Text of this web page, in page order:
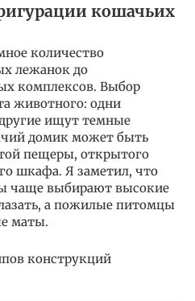
кошачьих
количество
лежанок до
комплексов. Выбор
животного: одни
ищут темные
домик может быть
пещеры, открытого
шкафа. Я заметил, что
чаще выбирают высокие
а пожилые питомцы
маты.
конструкций